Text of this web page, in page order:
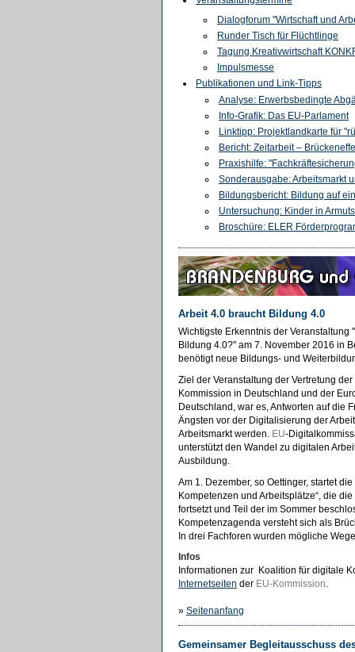
Dialogforum "Wirtschaft und
Runder Tisch für Flüchtlinge
Tagung Kreativwirtschaft
Impulsmesse
Publikationen und Link-Tipps
Analyse: Erwerbsbedingte
Info-Grafik: Das EU-Parlament
Linktipp: Projektlandkarte für
Bericht: Zeitarbeit –
Praxishilfe:
Sonderausgabe: Arbeitsmarkt
Bildungsbericht: Bildung auf
Untersuchung: Kinder in
Broschüre: ELER
Arbeit 4.0 braucht Bildung 4.0
Wichtigste Erkenntnis der Veranstaltung
Bildung 4.0?" am 7. November 2016 in
benötigt neue Bildungs- und
Ziel der Veranstaltung der Vertretung
Kommission in Deutschland und der
Deutschland, war es, Antworten auf die
Ängsten vor der Digitalisierung der
Arbeitsmarkt werden. EU-
unterstützt den Wandel zu digitalen
Ausbildung.
Am 1. Dezember, so Oettinger, startet
Kompetenzen und Arbeitsplätze“, die
fortsetzt und Teil der im Sommer
Kompetenzagenda versteht sich als
In drei Fachforen wurden mögliche
Infos
Informationen zur Koalition für digitale
Internetseiten der EU-Kommission.
» Seitenanfang
Gemeinsamer Begleitausschuss